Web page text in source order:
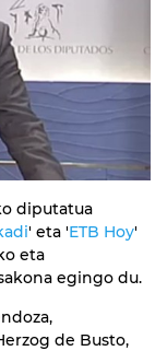
diputatua
' eta 'ETB Hoy'
eta
egingo du.
de Busto,